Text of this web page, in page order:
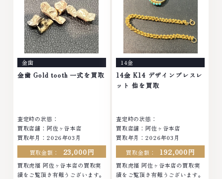
金歯
金歯 Gold tooth 一式を買取
査定時の状態：
買取店舗：阿佐ヶ谷本店
買取年月： 2026年03月
買取金額：
23,000円
買取虎福 阿佐ヶ谷本店の買取実
績をご覧頂き有難うございます。
14金
14金 K14 デザインブレスレ
ット 他を買取
査定時の状態：
買取店舗：阿佐ヶ谷本店
買取年月： 2026年03月
買取金額：
192,000円
買取虎福 阿佐ヶ谷本店の買取実
績をご覧頂き有難うございます。